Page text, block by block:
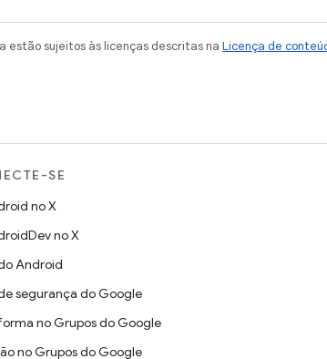
estão sujeitos às licenças descritas na Licença de
SE
no X
no X
Android
segurança do Google
no Grupos do Google
no Grupos do Google